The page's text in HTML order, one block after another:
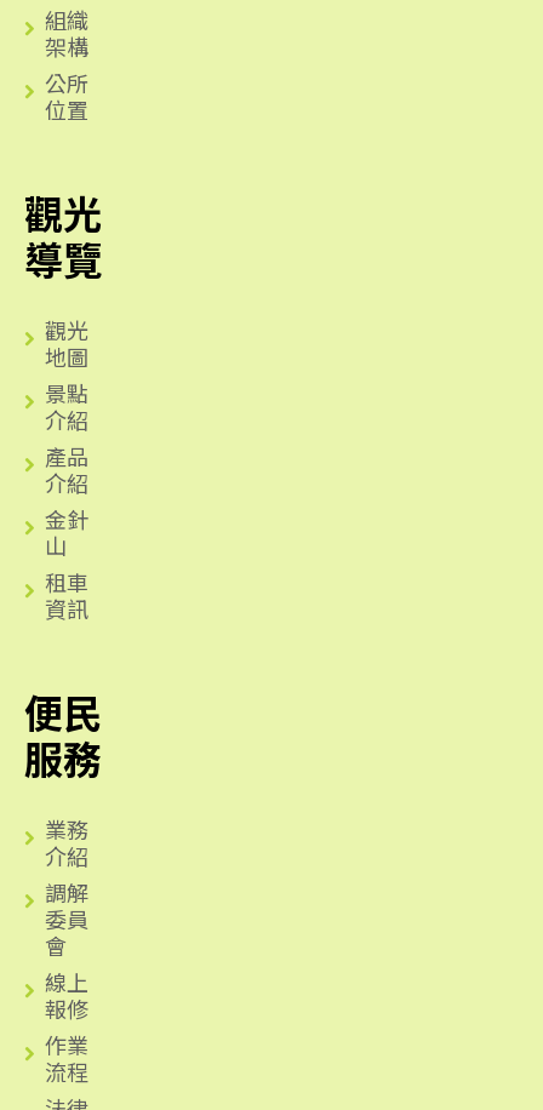
組織
架構
公所
位置
觀光
導覽
觀光
地圖
景點
介紹
產品
介紹
金針
山
租車
資訊
便民
服務
業務
介紹
調解
委員
會
線上
報修
作業
流程